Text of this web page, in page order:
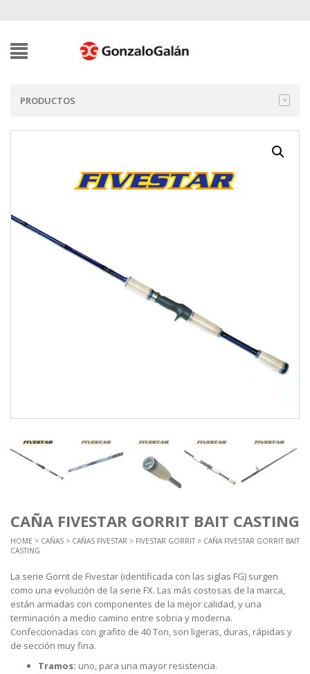
PRODUCTOS
CAÑA FIVESTAR GORRIT BAIT CASTING
HOME > CAÑAS > CAÑAS FIVESTAR > FIVESTAR GORRIT > CAÑA FIVESTAR GORRIT BAIT
CASTING
La serie Gorrit de Fivestar (identificada con las siglas FG) surgen
como una evolución de la serie FX. Las más costosas de la marca,
están armadas con componentes de la mejor calidad, y una
terminación a medio camino entre sobria y moderna.
Confeccionadas con grafito de 40 Ton, son ligeras, duras, rápidas y
de sección muy fina.
Tramos: uno, para una mayor resistencia.